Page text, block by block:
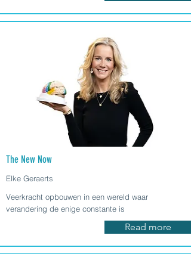
The New Now
Elke Geraerts
Veerkracht opbouwen in een wereld waar
verandering de enige constante is
Read more